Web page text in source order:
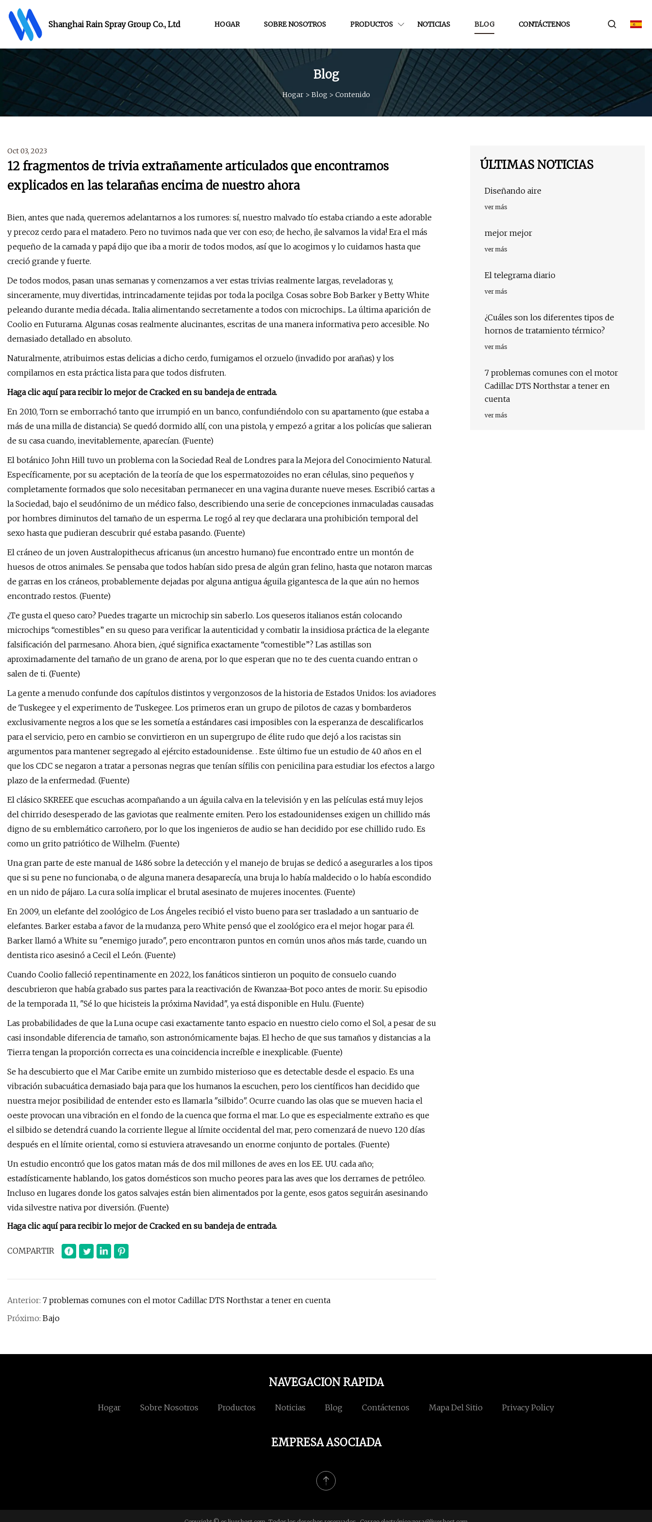
Shanghai Rain Spray Group Co., Ltd HOGAR SOBRE NOSOTROS PRODUCTOS NOTICIAS BLOG CONTÁCTENOS
Blog
Hogar> Blog > Contenido
Oct 03, 2023
12 fragmentos de trivia extrañamente articulados que encontramos
explicados en las telarañas encima de nuestro ahora
Bien, antes que nada, queremos adelantarnos a los rumores: sí, nuestro malvado tío estaba criando a este adorable
y precoz cerdo para el matadero. Pero no tuvimos nada que ver con eso; de hecho, ¡le salvamos la vida! Era el más
pequeño de la camada y papá dijo que iba a morir de todos modos, así que lo acogimos y lo cuidamos hasta que
creció grande y fuerte.
De todos modos, pasan unas semanas y comenzamos a ver estas trivias realmente largas, reveladoras y,
sinceramente, muy divertidas, intrincadamente tejidas por toda la pocilga. Cosas sobre Bob Barker y Betty White
peleando durante media década... Italia alimentando secretamente a todos con microchips... La última aparición de
Coolio en Futurama. Algunas cosas realmente alucinantes, escritas de una manera informativa pero accesible. No
demasiado detallado en absoluto.
Naturalmente, atribuimos estas delicias a dicho cerdo, fumigamos el orzuelo (invadido por arañas) y los
compilamos en esta práctica lista para que todos disfruten.
Haga clic aquí para recibir lo mejor de Cracked en su bandeja de entrada.
En 2010, Torn se emborrachó tanto que irrumpió en un banco, confundiéndolo con su apartamento (que estaba a
más de una milla de distancia). Se quedó dormido allí, con una pistola, y empezó a gritar a los policías que salieran
de su casa cuando, inevitablemente, aparecían. (Fuente)
El botánico John Hill tuvo un problema con la Sociedad Real de Londres para la Mejora del Conocimiento Natural.
Específicamente, por su aceptación de la teoría de que los espermatozoides no eran células, sino pequeños y
completamente formados que solo necesitaban permanecer en una vagina durante nueve meses. Escribió cartas a
la Sociedad, bajo el seudónimo de un médico falso, describiendo una serie de concepciones inmaculadas causadas
por hombres diminutos del tamaño de un esperma. Le rogó al rey que declarara una prohibición temporal del
sexo hasta que pudieran descubrir qué estaba pasando. (Fuente)
El cráneo de un joven Australopithecus africanus (un ancestro humano) fue encontrado entre un montón de
huesos de otros animales. Se pensaba que todos habían sido presa de algún gran felino, hasta que notaron marcas
de garras en los cráneos, probablemente dejadas por alguna antigua águila gigantesca de la que aún no hemos
encontrado restos. (Fuente)
¿Te gusta el queso caro? Puedes tragarte un microchip sin saberlo. Los queseros italianos están colocando
microchips “comestibles” en su queso para verificar la autenticidad y combatir la insidiosa práctica de la elegante
falsificación del parmesano. Ahora bien, ¿qué significa exactamente “comestible”? Las astillas son
aproximadamente del tamaño de un grano de arena, por lo que esperan que no te des cuenta cuando entran o
salen de ti. (Fuente)
La gente a menudo confunde dos capítulos distintos y vergonzosos de la historia de Estados Unidos: los aviadores
de Tuskegee y el experimento de Tuskegee. Los primeros eran un grupo de pilotos de cazas y bombarderos
exclusivamente negros a los que se les sometía a estándares casi imposibles con la esperanza de descalificarlos
para el servicio, pero en cambio se convirtieron en un supergrupo de élite rudo que dejó a los racistas sin
argumentos para mantener segregado al ejército estadounidense. . Este último fue un estudio de 40 años en el
que los CDC se negaron a tratar a personas negras que tenían sífilis con penicilina para estudiar los efectos a largo
plazo de la enfermedad. (Fuente)
El clásico SKREEE que escuchas acompañando a un águila calva en la televisión y en las películas está muy lejos
del chirrido desesperado de las gaviotas que realmente emiten. Pero los estadounidenses exigen un chillido más
digno de su emblemático carroñero, por lo que los ingenieros de audio se han decidido por ese chillido rudo. Es
como un grito patriótico de Wilhelm. (Fuente)
Una gran parte de este manual de 1486 sobre la detección y el manejo de brujas se dedicó a asegurarles a los tipos
que si su pene no funcionaba, o de alguna manera desaparecía, una bruja lo había maldecido o lo había escondido
en un nido de pájaro. La cura solía implicar el brutal asesinato de mujeres inocentes. (Fuente)
En 2009, un elefante del zoológico de Los Ángeles recibió el visto bueno para ser trasladado a un santuario de
elefantes. Barker estaba a favor de la mudanza, pero White pensó que el zoológico era el mejor hogar para él.
Barker llamó a White su "enemigo jurado", pero encontraron puntos en común unos años más tarde, cuando un
dentista rico asesinó a Cecil el León. (Fuente)
Cuando Coolio falleció repentinamente en 2022, los fanáticos sintieron un poquito de consuelo cuando
descubrieron que había grabado sus partes para la reactivación de Kwanzaa-Bot poco antes de morir. Su episodio
de la temporada 11, "Sé lo que hicisteis la próxima Navidad", ya está disponible en Hulu. (Fuente)
Las probabilidades de que la Luna ocupe casi exactamente tanto espacio en nuestro cielo como el Sol, a pesar de su
casi insondable diferencia de tamaño, son astronómicamente bajas. El hecho de que sus tamaños y distancias a la
Tierra tengan la proporción correcta es una coincidencia increíble e inexplicable. (Fuente)
Se ha descubierto que el Mar Caribe emite un zumbido misterioso que es detectable desde el espacio. Es una
vibración subacuática demasiado baja para que los humanos la escuchen, pero los científicos han decidido que
nuestra mejor posibilidad de entender esto es llamarla "silbido". Ocurre cuando las olas que se mueven hacia el
oeste provocan una vibración en el fondo de la cuenca que forma el mar. Lo que es especialmente extraño es que
el silbido se detendrá cuando la corriente llegue al límite occidental del mar, pero comenzará de nuevo 120 días
después en el límite oriental, como si estuviera atravesando un enorme conjunto de portales. (Fuente)
Un estudio encontró que los gatos matan más de dos mil millones de aves en los EE. UU. cada año;
estadísticamente hablando, los gatos domésticos son mucho peores para las aves que los derrames de petróleo.
Incluso en lugares donde los gatos salvajes están bien alimentados por la gente, esos gatos seguirán asesinando
vida silvestre nativa por diversión. (Fuente)
Haga clic aquí para recibir lo mejor de Cracked en su bandeja de entrada.
COMPARTIR
Anterior: 7 problemas comunes con el motor Cadillac DTS Northstar a tener en cuenta
Próximo: Bajo
ÚLTIMAS NOTICIAS
Diseñando aire
ver más
mejor mejor
ver más
El telegrama diario
ver más
¿Cuáles son los diferentes tipos de
hornos de tratamiento térmico?
ver más
7 problemas comunes con el motor
Cadillac DTS Northstar a tener en
cuenta
ver más
NAVEGACION RAPIDA
Hogar Sobre Nosotros Productos Noticias Blog Contáctenos Mapa Del Sitio Privacy Policy
EMPRESA ASOCIADA